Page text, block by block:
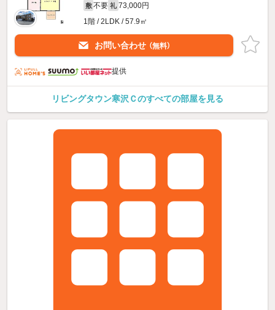
敷 不要 礼 73,000円
1階 / 2LDK / 57.9㎡
お問い合わせ （無料）
提供
リビングタウン寒沢Ｃのすべての部屋を見る